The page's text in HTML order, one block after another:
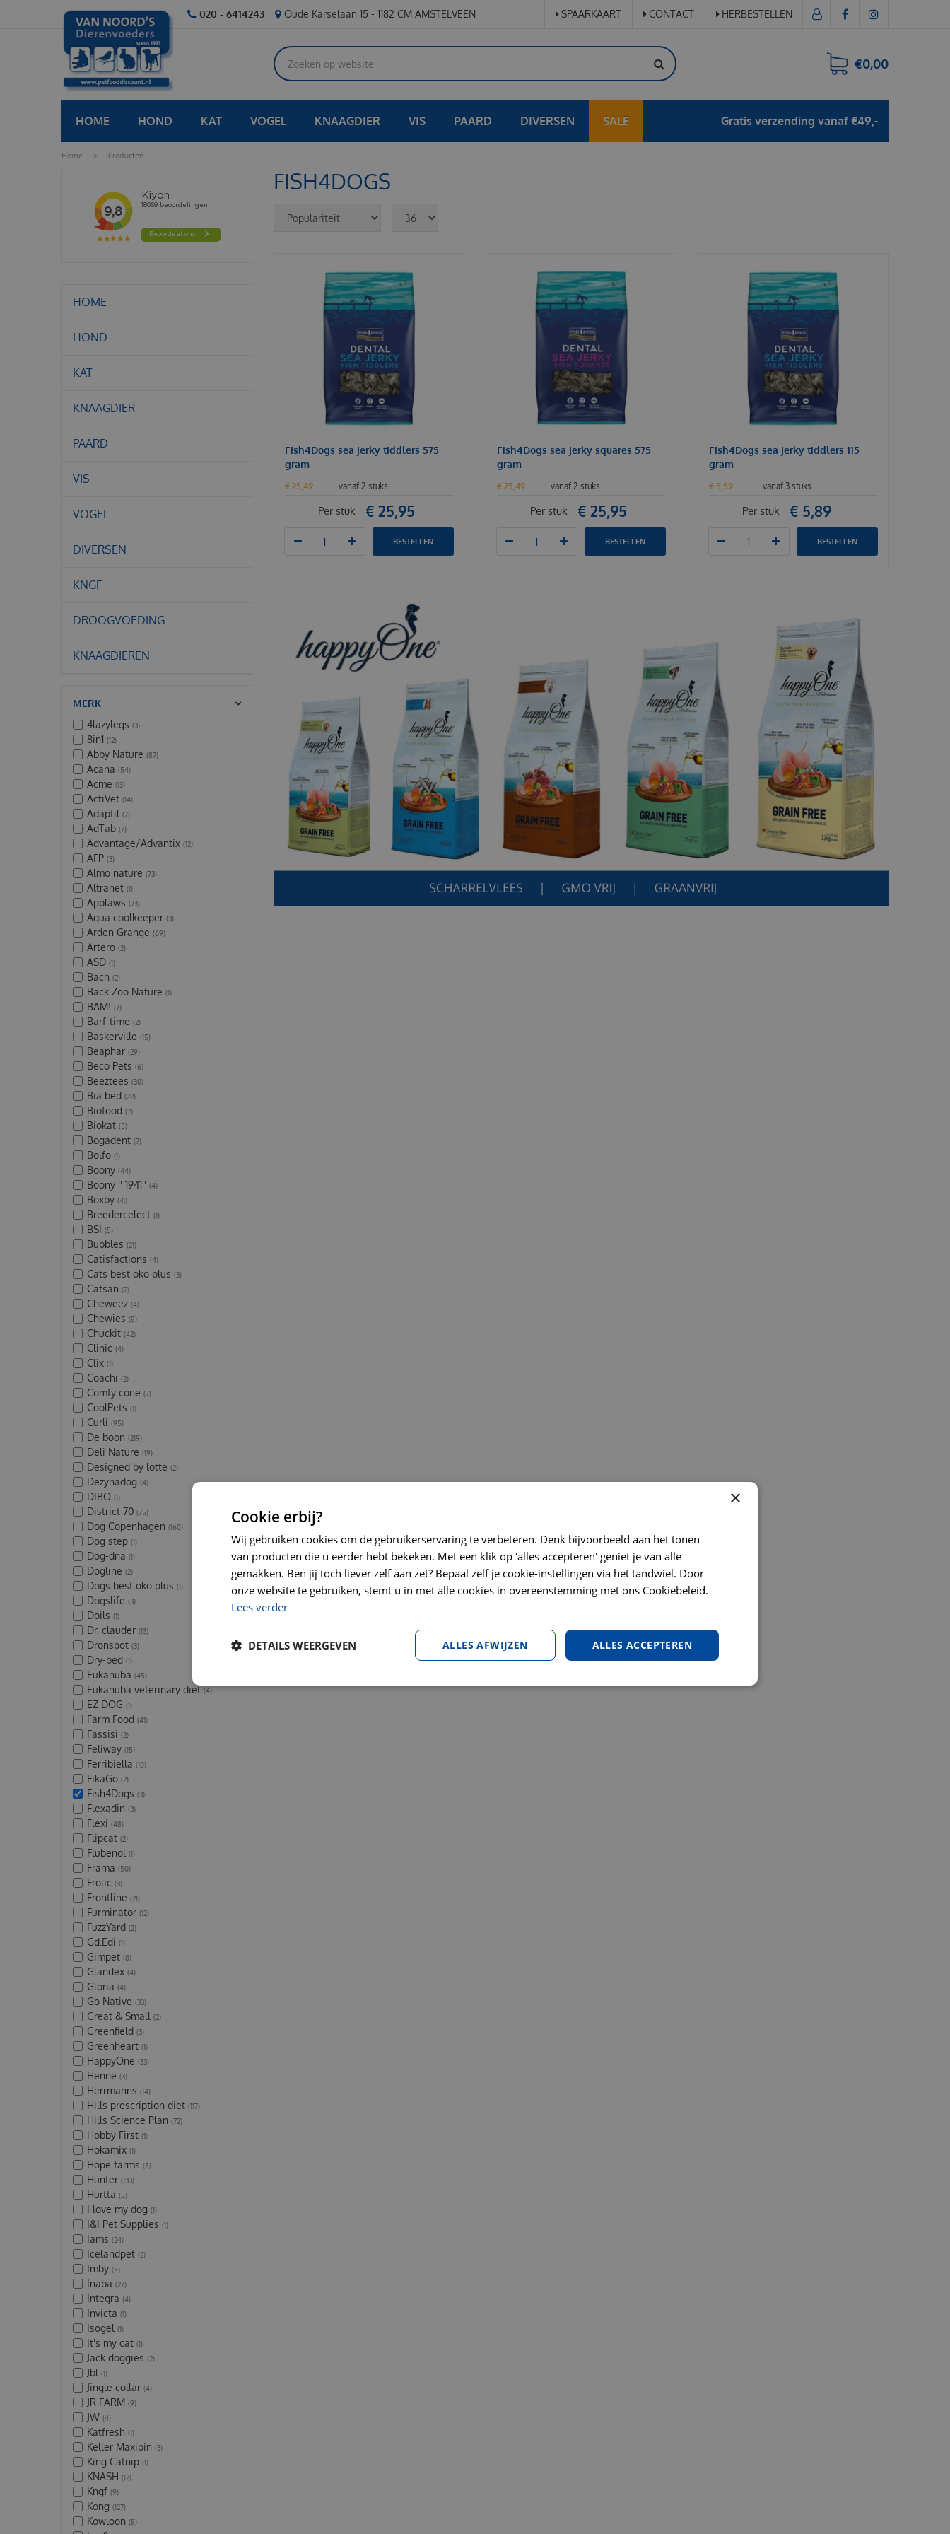
Home > Producten
020 - 6414243 Oude Karselaan 15 - 1182 CM AMSTELVEEN SPAARKAART CONTACT HERBESTELLEN
€0,00
HOME HOND KAT VOGEL KNAAGDIER VIS PAARD DIVERSEN SALE Gratis verzending vanaf €49,-
FISH4DOGS
Fish4Dogs sea jerky tiddlers 575
gram
vanaf 2 stuks
€ 25 49
€ 25,95
Per stuk
BESTELLEN
Fish4Dogs sea jerky squares 575
gram
vanaf 2 stuks
€ 25 49
€ 25,95
Per stuk
BESTELLEN
Fish4Dogs sea jerky tiddlers 115
gram
vanaf 3 stuks
€ 5 59
€ 5,89
Per stuk
BESTELLEN
HOME
HOND
KAT
KNAAGDIER
PAARD
VIS
VOGEL
DIVERSEN
KNGF
DROOGVOEDING
KNAAGDIEREN
MERK
4lazylegs (3)
8in1 (12)
Abby Nature (87)
Acana (54)
Acme (13)
ActiVet (14)
Adaptil (7)
AdTab (7)
Advantage/Advantix (12)
AFP (3)
Almo nature (73)
Altranet (1)
Applaws (73)
Aqua coolkeeper (3)
Arden Grange (69)
Artero (2)
ASD (1)
Bach (2)
Back Zoo Nature (1)
BAM! (7)
Barf-time (2)
Baskerville (15)
Beaphar (29)
Beco Pets (6)
Beeztees (30)
Bia bed (22)
Biofood (7)
Biokat (5)
Bogadent (7)
Bolfo (1)
Boony (44)
Boony '' 1941'' (4)
Boxby (31)
Breedercelect (1)
BSI (5)
Bubbles (21)
Catisfactions (4)
Cats best oko plus (3)
Catsan (2)
Cheweez (4)
Chewies (8)
Chuckit (42)
Clinic (4)
Clix (1)
Coachi (2)
Comfy cone (7)
CoolPets (1)
Curli (95)
De boon (219)
Deli Nature (19)
Designed by lotte (2)
Dezynadog (4)
DIBO (1)
District 70 (75)
Dog Copenhagen (160)
Dog step (1)
Dog-dna (1)
Dogline (2)
Dogs best oko plus (1)
Dogslife (3)
Doils (1)
Dr. clauder (13)
Dronspot (3)
Dry-bed (1)
Eukanuba (45)
Eukanuba veterinary diet(4)
EZ DOG (1)
Farm Food (41)
Fassisi (2)
Feliway (15)
Ferribiella (10)
FikaGo (2)
Fish4Dogs (3)
Flexadin (3)
Flexi (48)
Flipcat (2)
Flubenol (1)
Frama (50)
Frolic (3)
Frontline (21)
Furminator (12)
FuzzYard (2)
Gd.Edi (1)
Gimpet (8)
Glandex (4)
Gloria (4)
Go Native (33)
Great & Small (2)
Greenfield (3)
Greenheart (1)
HappyOne (33)
Henne (3)
Herrmanns (14)
Hills prescription diet (117)
Hills Science Plan (72)
Hobby First (1)
Hokamix (1)
Hope farms (5)
Hunter (133)
Hurtta (5)
I love my dog (1)
I&I Pet Supplies (1)
Iams (24)
Icelandpet (2)
Imby (5)
Inaba (27)
Integra (4)
Invicta (1)
Isogel (1)
It's my cat (1)
Jack doggies (2)
Jbl (1)
Jingle collar (4)
JR FARM (9)
JW (4)
Katfresh (1)
Keller Maxipin (3)
King Catnip (1)
KNASH (12)
Kngf (9)
Kong (127)
Kowloon (8)
×
Cookie erbij?
Wij gebruiken cookies om de gebruikerservaring te verbeteren. Denk bijvoorbeeld aan het tonen
van producten die u eerder hebt bekeken. Met een klik op 'alles accepteren' geniet je van alle
gemakken. Ben jij toch liever zelf aan zet? Bepaal zelf je cookie-instellingen via het tandwiel. Door
onze website te gebruiken, stemt u in met alle cookies in overeenstemming met ons Cookiebeleid.
Lees verder
ALLES ACCEPTEREN
ALLES AFWIJZEN
DETAILS WEERGEVEN